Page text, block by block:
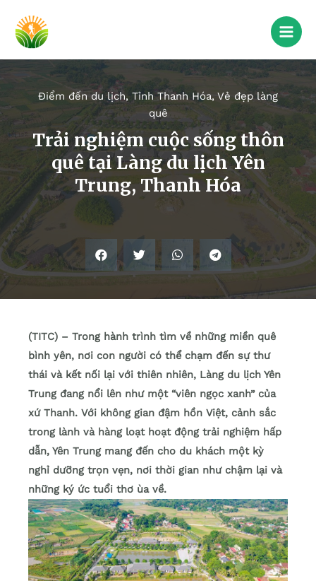
Điểm đến du lịch, Tỉnh Thanh Hóa, Vẻ đẹp làng
quê
Trải nghiệm cuộc sống thôn
quê tại Làng du lịch Yên
Trung, Thanh Hóa
(TITC) – Trong hành trình tìm về những miền quê
bình yên, nơi con người có thể chạm đến sự thư
thái và kết nối lại với thiên nhiên, Làng du lịch Yên
Trung đang nổi lên như một “viên ngọc xanh” của
xứ Thanh. Với không gian đậm hồn Việt, cảnh sắc
trong lành và hàng loạt hoạt động trải nghiệm hấp
dẫn, Yên Trung mang đến cho du khách một kỳ
nghỉ dưỡng trọn vẹn, nơi thời gian như chậm lại và
những ký ức tuổi thơ ùa về.